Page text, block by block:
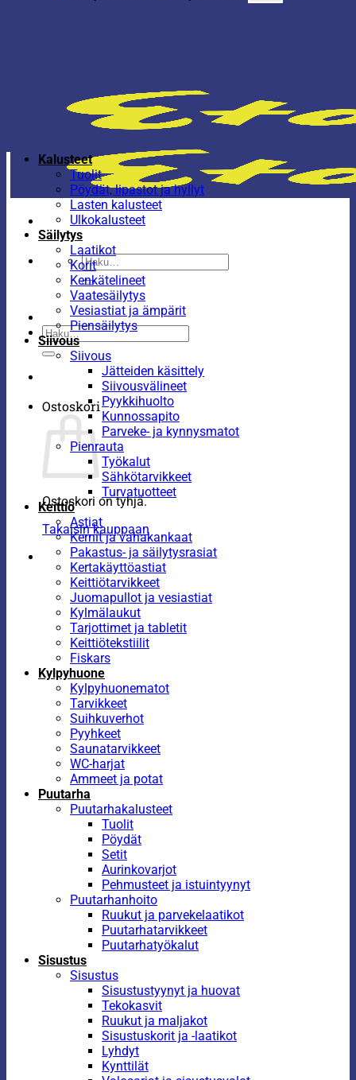
Etsi:
Etsi:
Ostoskori
Ostoskori on tyhjä.
Takaisin kauppaan
Kalusteet
Tuolit
Pöydät, lipastot ja hyllyt
Lasten kalusteet
Ulkokalusteet
Säilytys
Laatikot
Korit
Kenkätelineet
Vaatesäilytys
Vesiastiat ja ämpärit
Piensäilytys
Siivous
Siivous
Jätteiden käsittely
Siivousvälineet
Pyykkihuolto
Kunnossapito
Parveke- ja kynnysmatot
Pienrauta
Työkalut
Sähkötarvikkeet
Turvatuotteet
Keittiö
Astiat
Kernit ja vahakankaat
Pakastus- ja säilytysrasiat
Kertakäyttöastiat
Keittiötarvikkeet
Juomapullot ja vesiastiat
Kylmälaukut
Tarjottimet ja tabletit
Keittiötekstiilit
Fiskars
Kylpyhuone
Kylpyhuonematot
Tarvikkeet
Suihkuverhot
Pyyhkeet
Saunatarvikkeet
WC-harjat
Ammeet ja potat
Puutarha
Puutarhakalusteet
Tuolit
Pöydät
Setit
Aurinkovarjot
Pehmusteet ja istuintyynyt
Puutarhanhoito
Ruukut ja parvekelaatikot
Puutarhatarvikkeet
Puutarhatyökalut
Sisustus
Sisustus
Sisustustyynyt ja huovat
Tekokasvit
Ruukut ja maljakot
Sisustuskorit ja -laatikot
Lyhdyt
Kynttilät